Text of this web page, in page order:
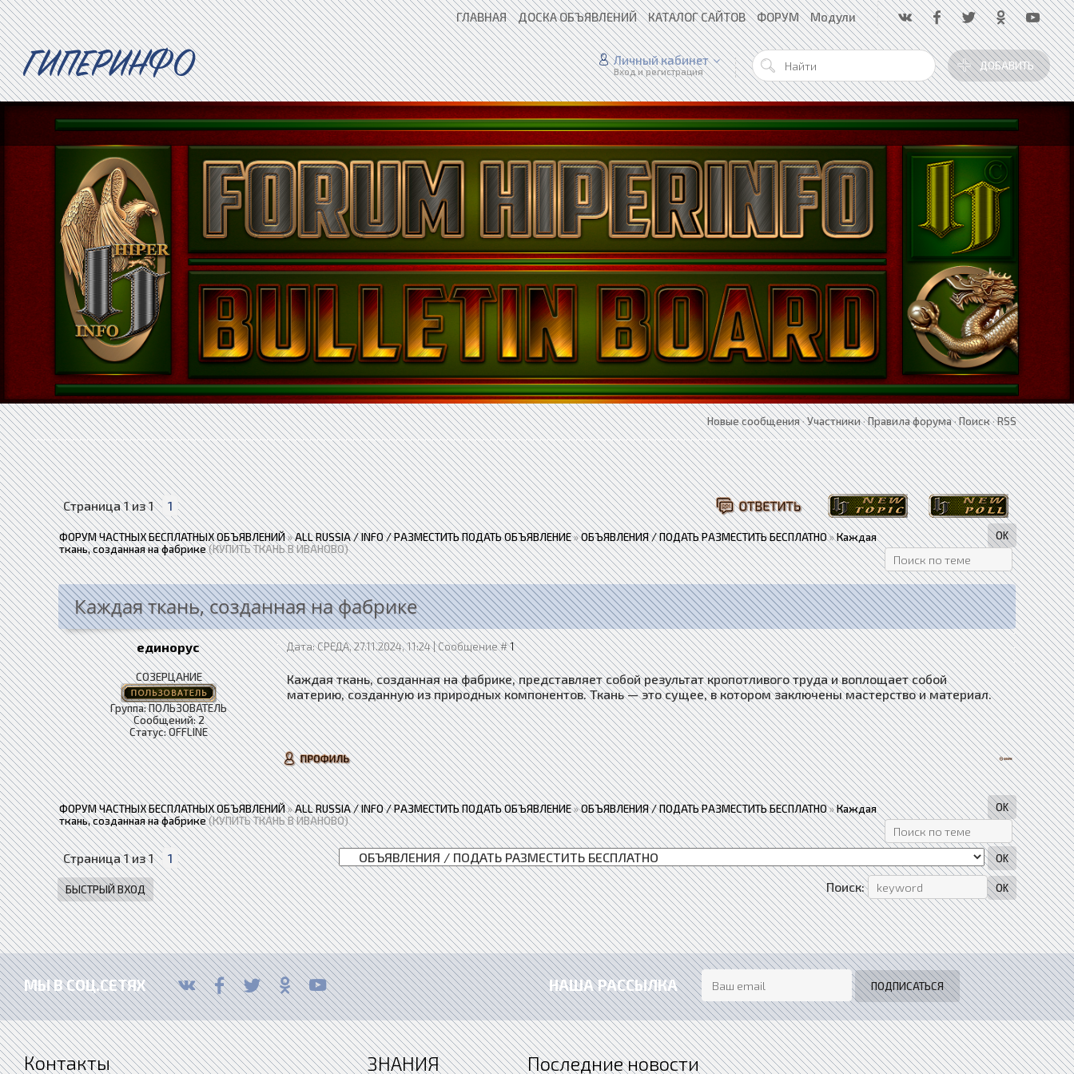
ГЛАВНАЯ ДОСКА ОБЪЯВЛЕНИЙ КАТАЛОГ САЙТОВ ФОРУМ Модули
ГИПЕРИНФО ДОБАВИТЬ
Личный кабинет
Вход и регистрация
Новые сообщения·Участники·Правила форума·Поиск·RSS
Страница1из1 1
ФОРУМ ЧАСТНЫХ БЕСПЛАТНЫХ ОБЪЯВЛЕНИЙ»ALL RUSSIA / INFO / РАЗМЕСТИТЬ ПОДАТЬ ОБЪЯВЛЕНИЕ»ОБЪЯВЛЕНИЯ / ПОДАТЬ РАЗМЕСТИТЬ БЕСПЛАТНО»Каждая
ткань, созданная на фабрике(КУПИТЬ ТКАНЬ В ИВАНОВО)
Каждая ткань, созданная на фабрике
единорус Дата: СРЕДА, 27.11.2024, 11:24 | Сообщение #1
СОЗЕРЦАНИЕ
Группа: ПОЛЬЗОВАТЕЛЬ
Сообщений:2
Статус:OFFLINE
Каждая ткань, созданная на фабрике, представляет собой результат кропотливого труда и воплощает собой
материю, созданную из природных компонентов. Ткань — это сущее, в котором заключены мастерство и материал.
ФОРУМ ЧАСТНЫХ БЕСПЛАТНЫХ ОБЪЯВЛЕНИЙ»ALL RUSSIA / INFO / РАЗМЕСТИТЬ ПОДАТЬ ОБЪЯВЛЕНИЕ»ОБЪЯВЛЕНИЯ / ПОДАТЬ РАЗМЕСТИТЬ БЕСПЛАТНО»Каждая
ткань, созданная на фабрике(КУПИТЬ ТКАНЬ В ИВАНОВО)
Страница1из1
1
Поиск:
МЫ В СОЦ.СЕТЯХ НАША РАССЫЛКА
Контакты ЗНАНИЯ Последние новости